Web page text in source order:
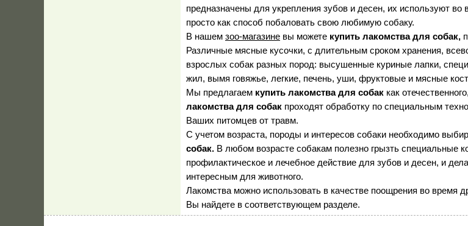
предназначены для укрепления зубов и десен, их используют
просто как способ побаловать свою любимую собаку.
В нашем зоо-магазине вы можете купить лакомства для собак,
Различные мясные кусочки, с длительным сроком хранения,
взрослых собак разных пород: высушенные куриные лапки,
жил, вымя говяжье, легкие, печень, уши, фруктовые и мясные
Мы предлагаем купить лакомства для собак как
лакомства для собак проходят обработку по специальным
Ваших питомцев от травм.
С учетом возраста, породы и интересов собаки необходимо
собак. В любом возрасте собакам полезно грызть специальные
профилактическое и лечебное действие для зубов и десен, и
интересным для животного.
Лакомства можно использовать в качестве поощрения во время
Вы найдете в соответствующем разделе.